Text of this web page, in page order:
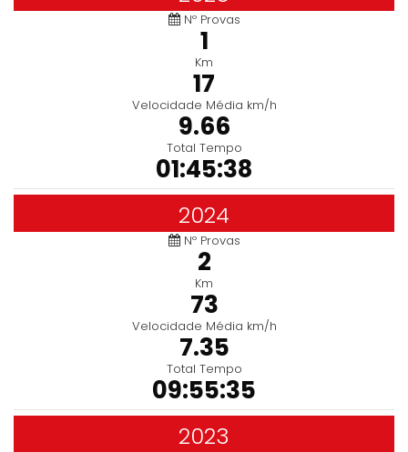
Nº Provas
1
Km
17
Velocidade Média km/h
9.66
Total Tempo
01:45:38
2024
Nº Provas
2
Km
73
Velocidade Média km/h
7.35
Total Tempo
09:55:35
2023